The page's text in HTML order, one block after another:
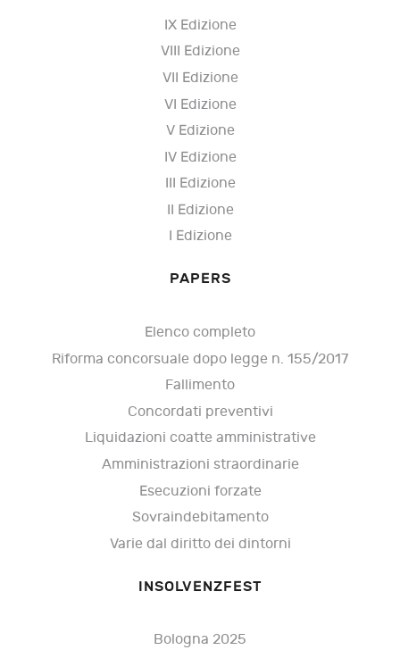
IX Edizione
VIII Edizione
VII Edizione
VI Edizione
V Edizione
IV Edizione
III Edizione
II Edizione
I Edizione
PAPERS
Elenco completo
Riforma concorsuale dopo legge n. 155/2017
Fallimento
Concordati preventivi
Liquidazioni coatte amministrative
Amministrazioni straordinarie
Esecuzioni forzate
Sovraindebitamento
Varie dal diritto dei dintorni
INSOLVENZFEST
Bologna 2025